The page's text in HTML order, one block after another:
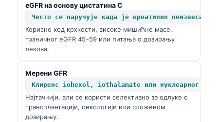
eGFR на основу цистатина C
Често се наручује када је креатинин неизвесан
Корисно код крхкости, високе мишићне масе,
граничног eGFR 45–59 или питања о дозирању
лекова.
Мерени GFR
Клиренс iohexol, iothalamate или нуклеарног
Најтачнији, али се користи селективно за одлуке о
трансплантацији, онкологији или сложеном
дозирању.